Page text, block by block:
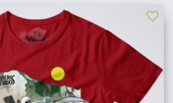
favorite_border